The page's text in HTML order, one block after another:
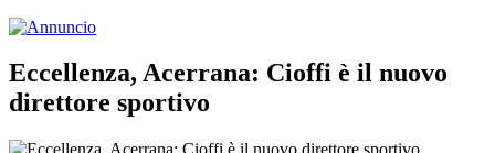
Eccellenza, Acerrana: Cioffi è il nuovo
direttore sportivo